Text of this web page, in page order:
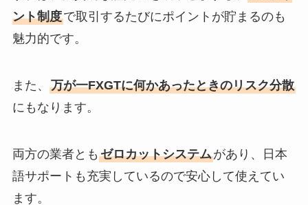
ント制度で取引するたびにポイントが貯まるのも
魅力的です。
また、 万が一FXGTに何かあったときのリスク分散
にもなります。
両方の業者とも ゼロカットシステムがあり、日本
語サポートも充実しているので安心して使えてい
ます。